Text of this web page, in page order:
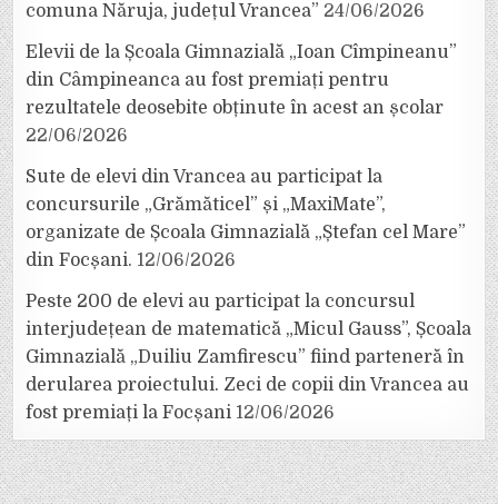
comuna Năruja, județul Vrancea” 24/06/2026
Elevii de la Școala Gimnazială „Ioan Cîmpineanu”
din Câmpineanca au fost premiați pentru
rezultatele deosebite obținute în acest an școlar
22/06/2026
Sute de elevi din Vrancea au participat la
concursurile „Grămăticel” și „MaxiMate”,
organizate de Școala Gimnazială „Ștefan cel Mare”
din Focșani. 12/06/2026
Peste 200 de elevi au participat la concursul
interjudețean de matematică „Micul Gauss”, Școala
Gimnazială „Duiliu Zamfirescu” fiind parteneră în
derularea proiectului. Zeci de copii din Vrancea au
fost premiați la Focșani 12/06/2026